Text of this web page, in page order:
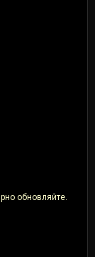
обновляйте.